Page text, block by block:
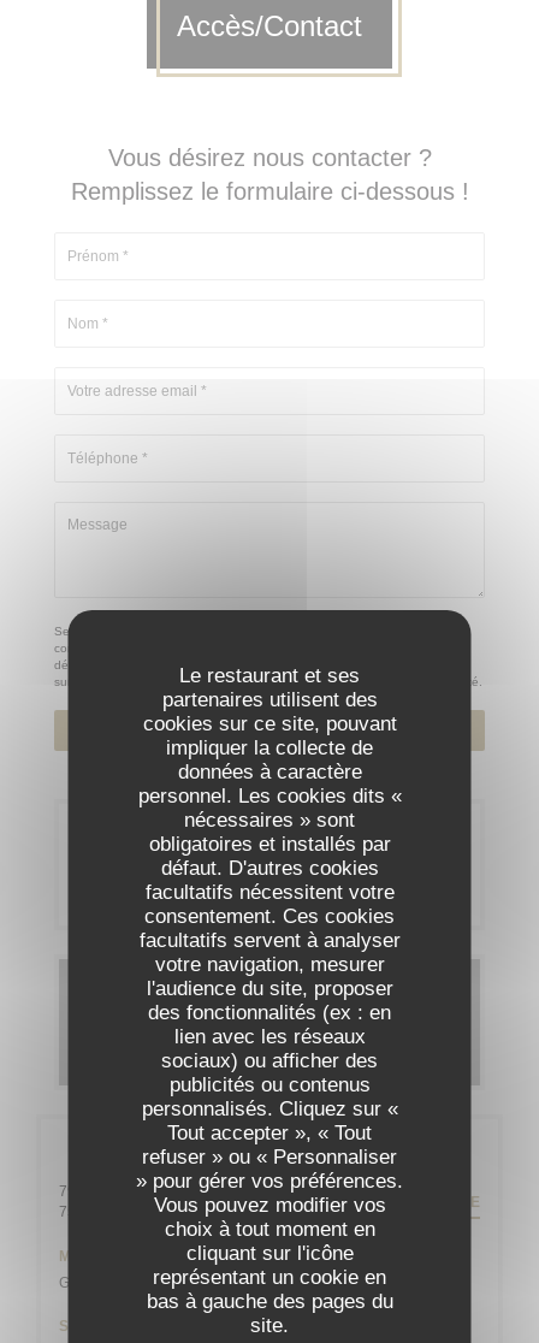
Le restaurant et ses
partenaires utilisent des
cookies sur ce site, pouvant
impliquer la collecte de
données à caractère
personnel. Les cookies dits «
nécessaires » sont
obligatoires et installés par
défaut. D'autres cookies
facultatifs nécessitent votre
consentement. Ces cookies
facultatifs servent à analyser
votre navigation, mesurer
l'audience du site, proposer
des fonctionnalités (ex : en
lien avec les réseaux
sociaux) ou afficher des
publicités ou contenus
personnalisés. Cliquez sur «
Tout accepter », « Tout
refuser » ou « Personnaliser
» pour gérer vos préférences.
Vous pouvez modifier vos
choix à tout moment en
cliquant sur l'icône
représentant un cookie en
bas à gauche des pages du
site.
Accès/Contact
Vous désirez nous contacter ?
Remplissez le formulaire ci-dessous !
Selon l'article L.223-2 du code de la consommation, il est rappelé que le
consommateur peut user de son droit à s'inscrire sur la liste d'opposition au
démarchage téléphonique Bloctel :
sur le traitement de vos données, consultez notrepolitique de confidentialité
Réservation
RÉSERVER
Cartes & Menus
DÉCOUVRIR NOTRE CARTE
Infos pratiques
79 rue Daguerre - 01 43 21 92 29
75014 Paris
((ouvre une nouvelle fenêtre))
ITINÉRAIRE
Métro
Gaîté
Station de vélos